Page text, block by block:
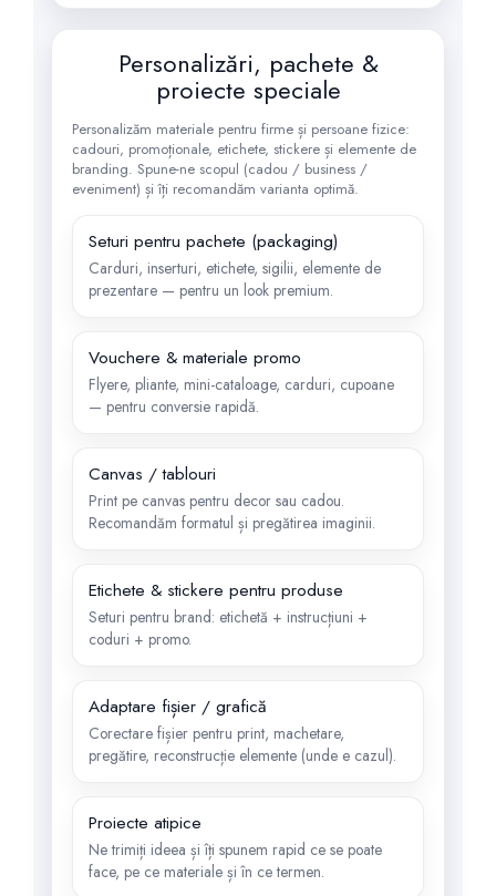
Personalizări, pachete &
proiecte speciale
Personalizăm materiale pentru firme și persoane fizice:
cadouri, promoționale, etichete, stickere și elemente de
branding. Spune-ne scopul (cadou / business /
eveniment) și îți recomandăm varianta optimă.
Seturi pentru pachete (packaging)
Carduri, inserturi, etichete, sigilii, elemente de
prezentare — pentru un look premium.
Vouchere & materiale promo
Flyere, pliante, mini-cataloage, carduri, cupoane
— pentru conversie rapidă.
Canvas / tablouri
Print pe canvas pentru decor sau cadou.
Recomandăm formatul și pregătirea imaginii.
Etichete & stickere pentru produse
Seturi pentru brand: etichetă + instrucțiuni +
coduri + promo.
Adaptare fișier / grafică
Corectare fișier pentru print, machetare,
pregătire, reconstrucție elemente (unde e cazul).
Proiecte atipice
Ne trimiți ideea și îți spunem rapid ce se poate
face, pe ce materiale și în ce termen.